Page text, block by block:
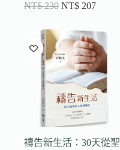
NT$230 NT$ 207
禱告新生活：30天從聖